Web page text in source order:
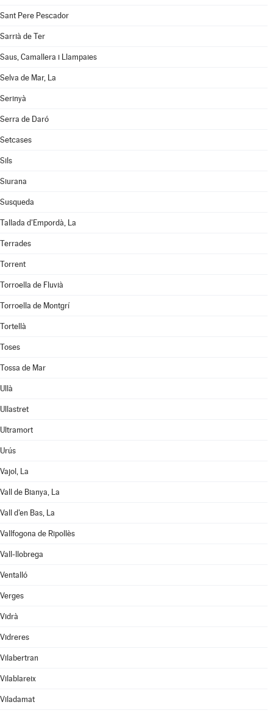
Sant Pere Pescador
Sarrià de Ter
Saus, Camallera i Llampaies
Selva de Mar, La
Serinyà
Serra de Daró
Setcases
Sils
Siurana
Susqueda
Tallada d'Empordà, La
Terrades
Torrent
Torroella de Fluvià
Torroella de Montgrí
Tortellà
Toses
Tossa de Mar
Ullà
Ullastret
Ultramort
Urús
Vajol, La
Vall de Bianya, La
Vall d'en Bas, La
Vallfogona de Ripollès
Vall-llobrega
Ventalló
Verges
Vidrà
Vidreres
Vilabertran
Vilablareix
Viladamat